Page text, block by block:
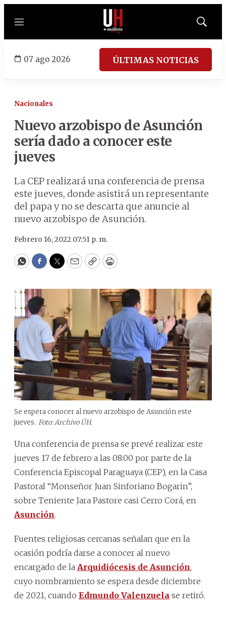
Menú
Mostrar
07 ago 2026 ÚLTIMAS NOTICIAS
Nacionales
Nuevo arzobispo de Asunción
sería dado a conocer este
jueves
La CEP realizará una conferencia de prensa
este jueves, donde asistirá un representante
del papa y no se descarta que anuncie al
nuevo arzobispo de Asunción.
Febrero 16, 2022 07:51 p. m.
WhatsApp
Facebook
Twitter
EmailCopyPrint
Se espera conocer al nuevo arzobispo de Asunción este
jueves. Foto: Archivo ÚH.
Una conferencia de prensa se prevé realizar este
jueves 17 de febrero a las 08:00 por parte de la
Conferencia Episcopal Paraguaya (CEP), en la Casa
Pastoral “Monseñor Juan Sinforiano Bogarin”,
sobre Teniente Jara Pastore casi Cerro Corá, en
Asunción.
Fuentes religiosas cercanas señalan que en la
ocasión podría darse a conocer al nuevo
encargado de la Arquidiócesis de Asunción,
cuyo nombramiento se espera desde diciembre
de 2021, cuando Edmundo Valenzuela se retiró.